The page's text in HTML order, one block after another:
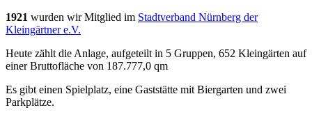
1921 wurden wir Mitglied im Stadtverband Nürnberg der
Kleingärtner e.V.
Heute zählt die Anlage, aufgeteilt in 5 Gruppen, 652 Kleingärten auf
einer Bruttofläche von 187.777,0 qm
Es gibt einen Spielplatz, eine Gaststätte mit Biergarten und zwei
Parkplätze.